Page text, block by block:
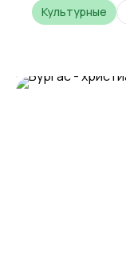
Культурные